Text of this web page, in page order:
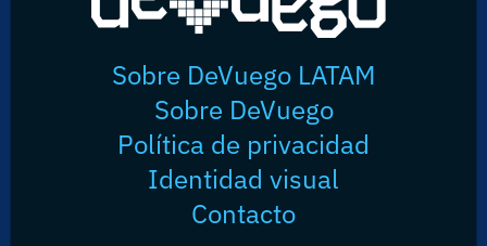
Sobre DeVuego LATAM
Sobre DeVuego
Política de privacidad
Identidad visual
Contacto